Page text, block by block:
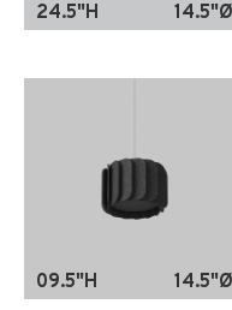
24.5"H 14.5"Ø
09.5"H 14.5"Ø